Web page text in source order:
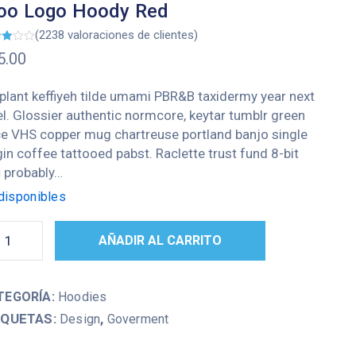
Logo Hoody Red
(2238 valoraciones de clientes)
keffiyeh tilde umami PBR&B taxidermy year next
Glossier authentic normcore, keytar tumblr green
VHS copper mug chartreuse portland banjo single
coffee tattooed pabst. Raclette trust fund 8-bit
probably…
AÑADIR AL CARRITO
Hoodies
Design, Goverment